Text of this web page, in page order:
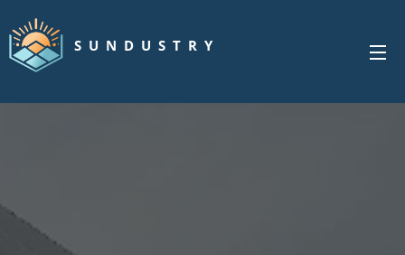
S U N D U S T R Y